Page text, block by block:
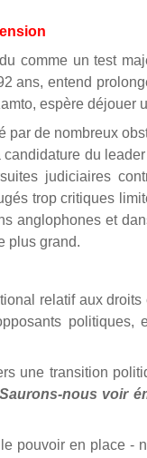
comme un test
ans, entend
espère déjouer
par de nombreux
du
judiciaires
trop critiques
anglophones et
plus grand.
relatif aux
une transition
nous voir
pouvoir en place -